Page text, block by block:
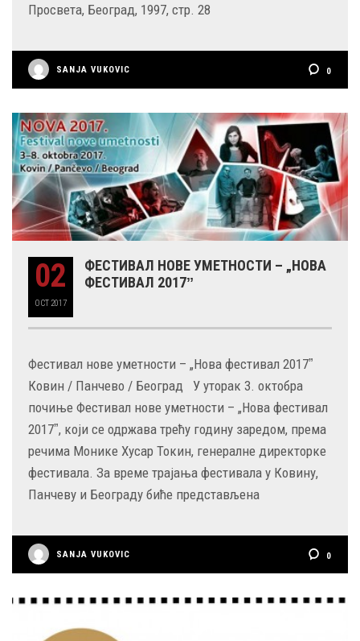
Просвета, Београд, 1997, стр. 28
SANJA VUKOVIC 0
02
OCT 2017
ФЕСТИВАЛ НОВЕ УМЕТНОСТИ – „НОВА
ФЕСТИВАЛ 2017ˮ
Фестивал нове уметности – „Нова фестивал 2017ˮ
Ковин / Панчево / Београд У уторак 3. октобра
почиње Фестивал нове уметности – „Нова фестивал
2017ˮ, који се одржава трећу годину заредом, према
речима Монике Хусар Токин, генералне директорке
фестивала. За време трајања фестивала у Ковину,
Панчеву и Београду биће представљена
SANJA VUKOVIC 0